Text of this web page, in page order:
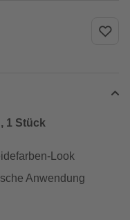
1 Stück
Look
Anwendung